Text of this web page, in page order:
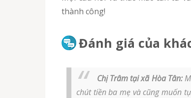
thành công!
Đánh giá của
Chị Trâm tại xã Hòa Tân:
chút tiền ba mẹ và cũng muốn